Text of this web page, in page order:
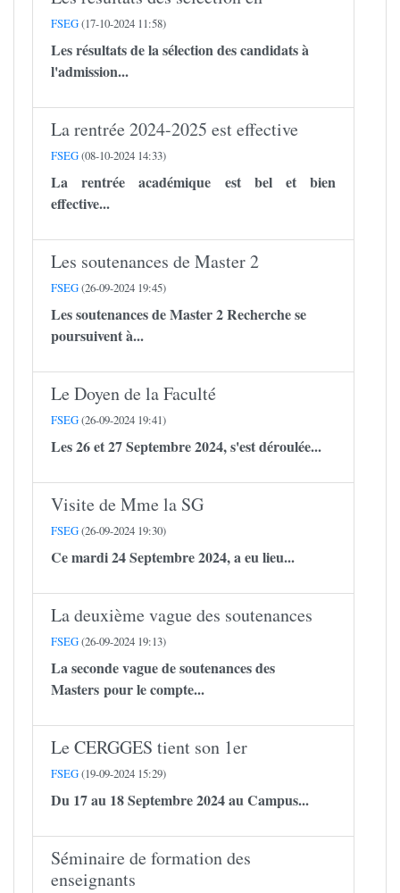
FSEG(17-10-2024 11:58)
Les résultats de la sélection des candidats à
l'admission...
La rentrée 2024-2025 est effective
FSEG(08-10-2024 14:33)
La rentrée académique est bel et bien
effective...
Les soutenances de Master 2
FSEG(26-09-2024 19:45)
Les soutenances de Master 2 Recherche se
poursuivent à...
Le Doyen de la Faculté
FSEG(26-09-2024 19:41)
Les 26 et 27 Septembre 2024, s'est déroulée...
Visite de Mme la SG
FSEG(26-09-2024 19:30)
Ce mardi 24 Septembre 2024, a eu lieu...
La deuxième vague des soutenances
FSEG(26-09-2024 19:13)
La seconde vague de soutenances des
Masters pour le compte...
Le CERGGES tient son 1er
FSEG(19-09-2024 15:29)
Du 17 au 18 Septembre 2024 au Campus...
Séminaire de formation des
enseignants